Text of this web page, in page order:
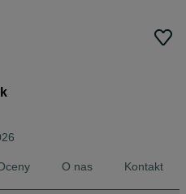
O nas Kontakt